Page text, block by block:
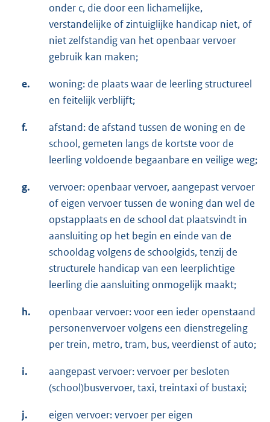
onder c, die door een lichamelijke,
verstandelijke of zintuiglijke handicap niet, of
niet zelfstandig van het openbaar vervoer
gebruik kan maken;
e.
woning: de plaats waar de leerling structureel
en feitelijk verblijft;
f.
afstand: de afstand tussen de woning en de
school, gemeten langs de kortste voor de
leerling voldoende begaanbare en veilige weg;
g.
vervoer: openbaar vervoer, aangepast vervoer
of eigen vervoer tussen de woning dan wel de
opstapplaats en de school dat plaatsvindt in
aansluiting op het begin en einde van de
schooldag volgens de schoolgids, tenzij de
structurele handicap van een leerplichtige
leerling die aansluiting onmogelijk maakt;
h.
openbaar vervoer: voor een ieder openstaand
personenvervoer volgens een dienstregeling
per trein, metro, tram, bus, veerdienst of auto;
i.
aangepast vervoer: vervoer per besloten
(school)busvervoer, taxi, treintaxi of bustaxi;
j.
eigen vervoer: vervoer per eigen